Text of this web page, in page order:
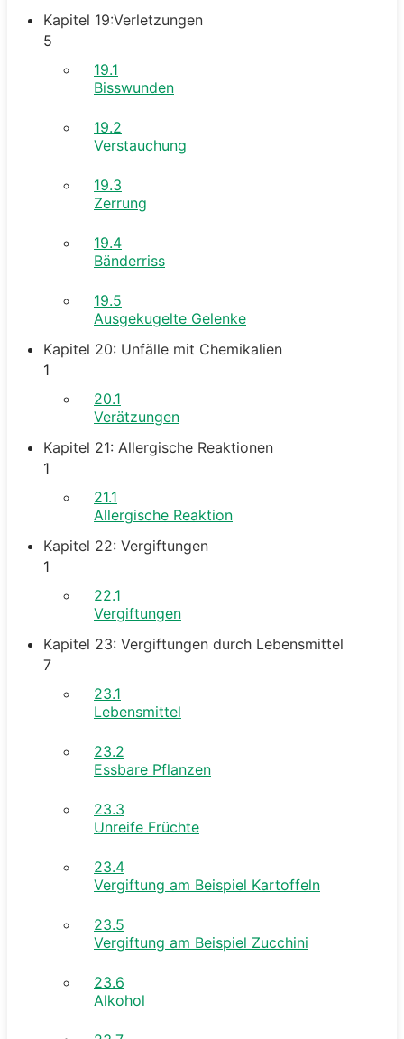
Kapitel 19:Verletzungen
5
19.1
Bisswunden
19.2
Verstauchung
19.3
Zerrung
19.4
Bänderriss
19.5
Ausgekugelte Gelenke
Kapitel 20: Unfälle mit Chemikalien
1
20.1
Verätzungen
Kapitel 21: Allergische Reaktionen
1
21.1
Allergische Reaktion
Kapitel 22: Vergiftungen
1
22.1
Vergiftungen
Kapitel 23: Vergiftungen durch Lebensmittel
7
23.1
Lebensmittel
23.2
Essbare Pflanzen
23.3
Unreife Früchte
23.4
Vergiftung am Beispiel Kartoffeln
23.5
Vergiftung am Beispiel Zucchini
23.6
Alkohol